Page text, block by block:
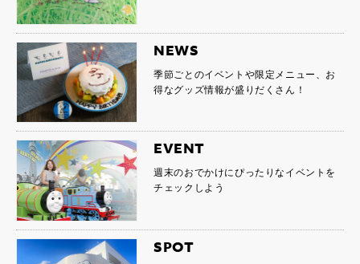
NEWS
季節ごとのイベントや限定メニュー、お
得なグッズ情報が盛りだくさん！
EVENT
週末のおでかけにぴったりなイベントを
チェックしよう
SPOT